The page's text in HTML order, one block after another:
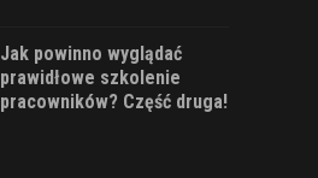
Jak powinno wyglądać
prawidłowe szkolenie
pracowników? Część druga!